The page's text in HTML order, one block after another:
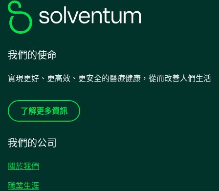
我們的使命
實現更好、更高效、更安全的醫療健康，從而改善人們生活
了解更多資訊
我們的公司
關於我們
職業生涯